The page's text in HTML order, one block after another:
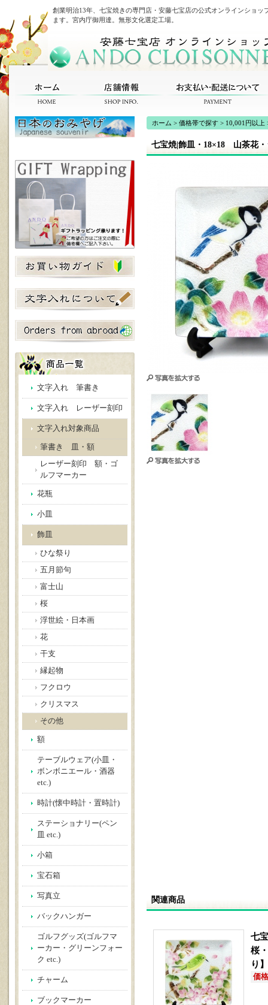
創業明治13年、七宝焼きの専門店・安藤七宝店の公式オンラインショ
ます。宮内庁御用達。無形文化選定工場。
文字入れ 筆書き
文字入れ レーザー刻印
文字入れ対象商品
筆書き 皿・額
レーザー刻印 額・ゴ
ルフマーカー
花瓶
小皿
飾皿
ひな祭り
五月節句
富士山
桜
浮世絵・日本画
花
干支
縁起物
フクロウ
クリスマス
その他
額
テーブルウェア(小皿・
ボンボニエール・酒器
etc.)
時計(懐中時計・置時計)
ステーショナリー(ペン
皿 etc.)
小箱
宝石箱
写真立
バックハンガー
ゴルフグッズ(ゴルフマ
ーカー・グリーンフォー
ク etc.)
チャーム
ブックマーカー
ホーム > 価格帯で探す > 10,001円以上
七宝焼|飾皿・18×18 山茶花
関連商品
七
桜
り】
価